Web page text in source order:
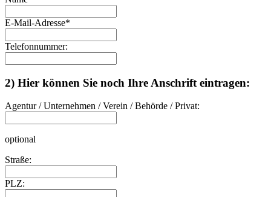
E-Mail-Adresse*
Telefonnummer:
2) Hier können Sie noch Ihre Anschrift eintragen:
Agentur / Unternehmen / Verein / Behörde / Privat:
optional
Straße:
PLZ: